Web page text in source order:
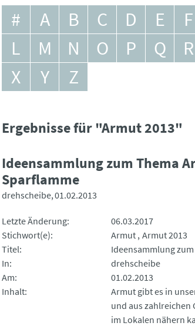
# A B C D E F
L
M N O P Q R
X
Y Z
Ergebnisse für "Armut 2013"
Ideensammlung zum Thema
Sparflamme
drehscheibe 01.02.2013
Letzte Änderung
06.03.2017
Stichwort(e)
Armut Armut 2013
Titel
Ideensammlung
In
drehscheibe
Am
01.02.2013
Inhalt
Armut gibt es in
und aus zahlreichen
im Lokalen nähern